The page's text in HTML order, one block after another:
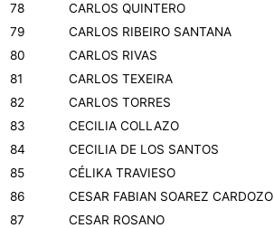
78
CARLOS QUINTERO
79
CARLOS RIBEIRO SANTANA
80
CARLOS RIVAS
81
CARLOS TEXEIRA
82
CARLOS TORRES
83
CECILIA COLLAZO
84
CECILIA DE LOS SANTOS
85
CÉLIKA TRAVIESO
86
CESAR FABIAN SOAREZ CARDOZO
87
CESAR ROSANO